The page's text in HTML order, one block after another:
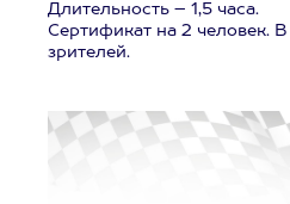
Длительность – 1,5 часа.
Сертификат на 2 человек.
зрителей.